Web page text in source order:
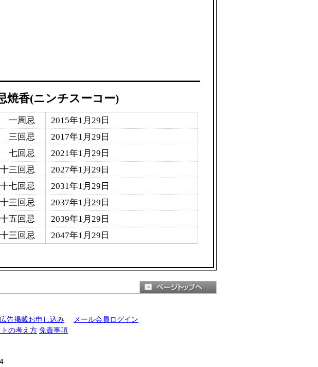
焼香(ニンチスーコー)
一周忌
2015年1月29日
三回忌
2017年1月29日
七回忌
2021年1月29日
十三回忌
2027年1月29日
十七回忌
2031年1月29日
三回忌
2037年1月29日
五回忌
2039年1月29日
三回忌
2047年1月29日
告掲載お申し込み
メール会員ログイン
の考え方 免責事項